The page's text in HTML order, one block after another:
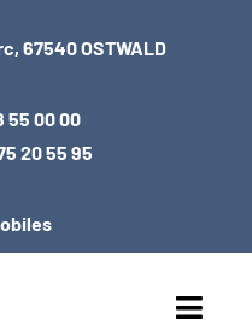
67540 OSTWALD
55 00 00
20 55 95